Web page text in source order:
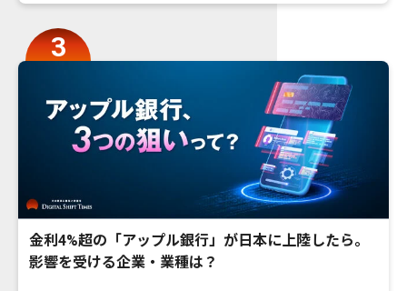
金利4%超の「アップル銀行」が日本に上陸したら。
影響を受ける企業・業種は？